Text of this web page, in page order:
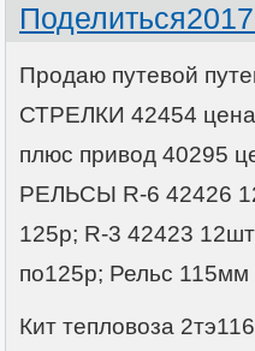
Поделиться
Продаю путевой
СТРЕЛКИ 42454 цена
плюс привод 40295
РЕЛЬСЫ R-6 42426
125р; R-3 42423
по125р; Рельс 115мм
Кит тепловоза